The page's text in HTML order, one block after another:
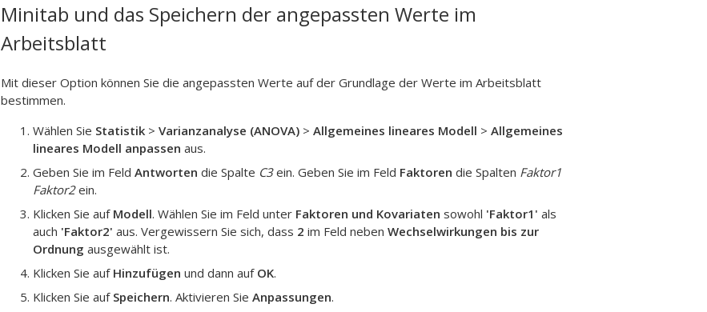
Minitab und das Speichern der angepassten Werte im
Arbeitsblatt
Mit dieser Option können Sie die angepassten Werte auf der Grundlage der Werte im Arbeitsblatt
bestimmen.
Wählen Sie Statistik > Varianzanalyse (ANOVA) > Allgemeines lineares Modell > Allgemeines
lineares Modell anpassen aus.
Geben Sie im Feld Antworten die Spalte C3ein. Geben Sie im Feld Faktoren die Spalten Faktor1
Faktor2ein.
Klicken Sie auf Modell. Wählen Sie im Feld unter Faktoren und Kovariaten sowohl 'Faktor1' als
auch 'Faktor2' aus. Vergewissern Sie sich, dass 2 im Feld neben Wechselwirkungen bis zur
Ordnung ausgewählt ist.
Klicken Sie auf Hinzufügen und dann auf OK.
Klicken Sie auf Speichern. Aktivieren Sie Anpassungen.